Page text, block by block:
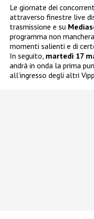
Le giornate dei
attraverso finestre live
trasmissione e su
programma non
momenti salienti e di
In seguito, martedì 17
andrà in onda la prima
all’ingresso degli altri